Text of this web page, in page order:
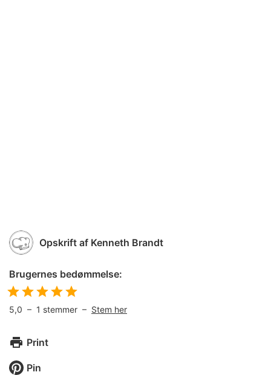
Opskrift af Kenneth Brandt
Brugernes bedømmelse:
5,0 – 1 stemmer – Stem her
Print
Pin